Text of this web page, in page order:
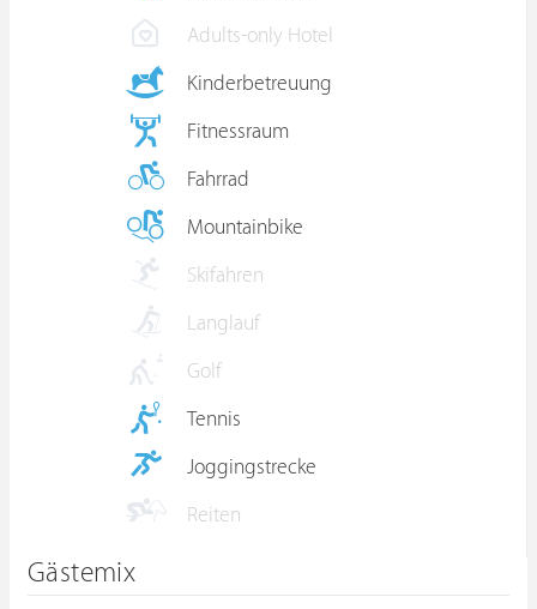
Adults-only Hotel
Kinderbetreuung
Fitnessraum
Fahrrad
Mountainbike
Skifahren
Langlauf
Golf
Tennis
Joggingstrecke
Reiten
Gästemix